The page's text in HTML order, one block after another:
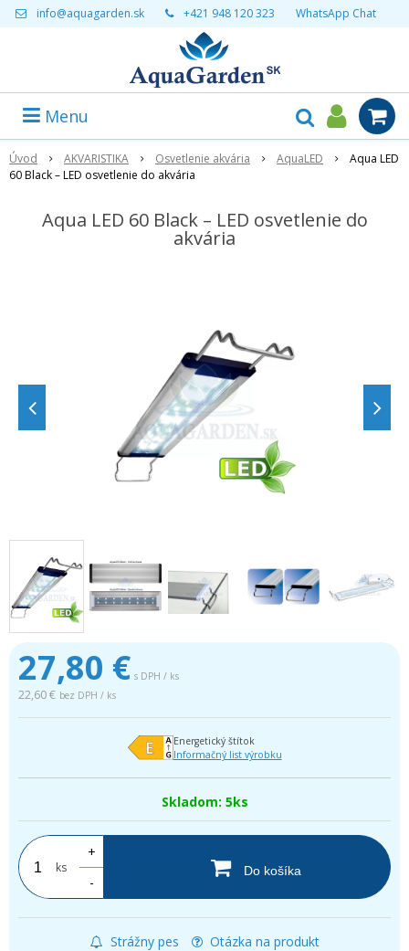
info@aquagarden.sk +421 948 120 323 WhatsApp Chat
Menu
Úvod AKVARISTIKA Osvetlenie akvária AquaLED
Aqua LED
60 Black – LED osvetlenie do akvária
Aqua LED 60 Black – LED osvetlenie do
akvária
27,80 € s DPH / ks
22,60 € bez DPH / ks
Energetický štítok
Informačný list výrobku
Skladom: 5ks
ks
+
-
Do košíka
Strážny pes Otázka na produkt